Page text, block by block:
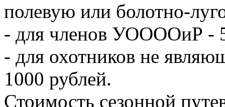
полевую или болотно-
- для членов УООООиР -
- для охотников не
1000 рублей.
Стоимость сезонной